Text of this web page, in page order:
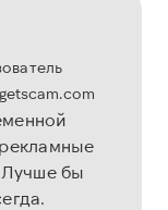
getscam.com
бы